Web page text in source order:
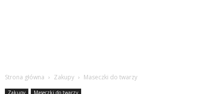
Strona główna Zakupy Maseczki do twarzy
Zakupy Maseczki do twarzy